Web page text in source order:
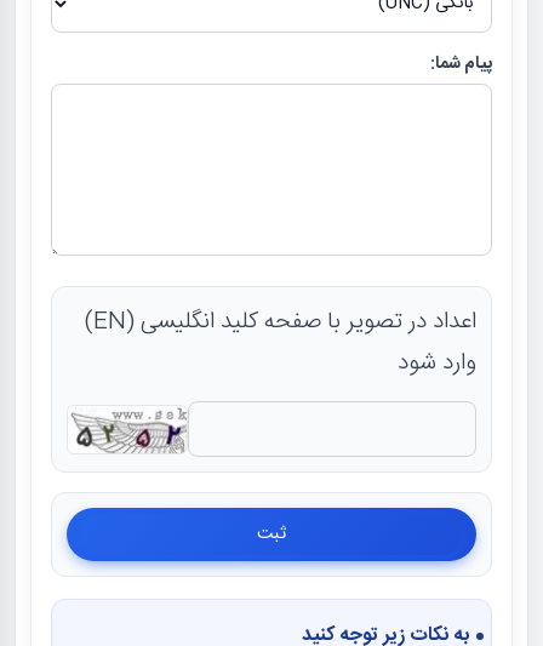
پیام شما:
اعداد در تصویر با صفحه کلید انگلیسی (EN)
وارد شود
به نکات زیر توجه کنید